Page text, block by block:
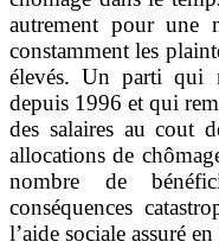
autrement pour une
constamment les
élevés. Un parti qui
depuis 1996 et qui
des salaires au cout
allocations de
nombre de
conséquences
l’aide sociale assuré